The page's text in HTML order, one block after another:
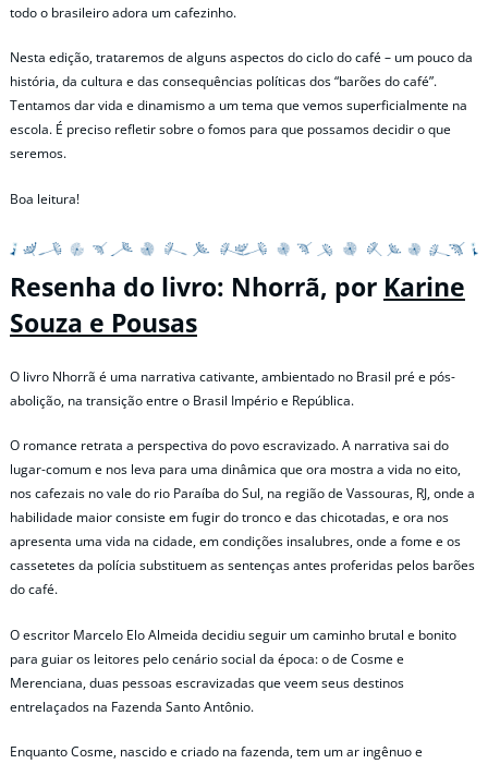
todo o brasileiro adora um cafezinho.
Nesta edição, trataremos de alguns aspectos do ciclo do café – um pouco da
história, da cultura e das consequências políticas dos “barões do café”.
Tentamos dar vida e dinamismo a um tema que vemos superficialmente na
escola. É preciso refletir sobre o fomos para que possamos decidir o que
seremos.
Boa leitura!
Resenha do livro: Nhorrã, por Karine
Souza e Pousas
O livro Nhorrã é uma narrativa cativante, ambientado no Brasil pré e pós-
abolição, na transição entre o Brasil Império e República.
O romance retrata a perspectiva do povo escravizado. A narrativa sai do
lugar-comum e nos leva para uma dinâmica que ora mostra a vida no eito,
nos cafezais no vale do rio Paraíba do Sul, na região de Vassouras, RJ, onde a
habilidade maior consiste em fugir do tronco e das chicotadas, e ora nos
apresenta uma vida na cidade, em condições insalubres, onde a fome e os
cassetetes da polícia substituem as sentenças antes proferidas pelos barões
do café.
O escritor Marcelo Elo Almeida decidiu seguir um caminho brutal e bonito
para guiar os leitores pelo cenário social da época: o de Cosme e
Merenciana, duas pessoas escravizadas que veem seus destinos
entrelaçados na Fazenda Santo Antônio.
Enquanto Cosme, nascido e criado na fazenda, tem um ar ingênuo e